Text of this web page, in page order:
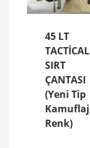
45 LT
TACTİCAL
SIRT
ÇANTASI
(Yeni Tip
Kamuflaj
Renk)